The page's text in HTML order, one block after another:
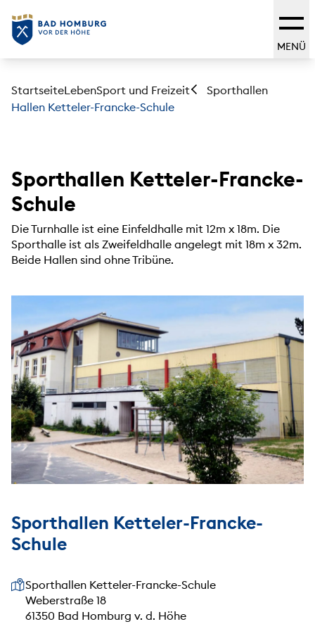
MENÜ
StartseiteLebenSport und Freizeit
Sporthallen
Hallen Ketteler-Francke-Schule
Sporthallen Ketteler-Francke-
Schule
Die Turnhalle ist eine Einfeldhalle mit 12m x 18m. Die
Sporthalle ist als Zweifeldhalle angelegt mit 18m x 32m.
Beide Hallen sind ohne Tribüne.
Sporthallen Ketteler-Francke-
Schule
Unsere Anschrift
Sporthallen Ketteler-Francke-Schule
Weberstraße 18
61350 Bad Homburg v. d. Höhe